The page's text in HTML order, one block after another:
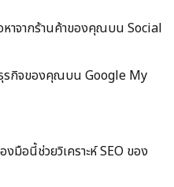
หาจากร้านค้าของคุณบน Social
รกิจของคุณบน Google My
มือนี้ช่วยวิเคราะห์ SEO ของ